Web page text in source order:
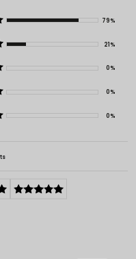
79%
21%
0%
0%
0%